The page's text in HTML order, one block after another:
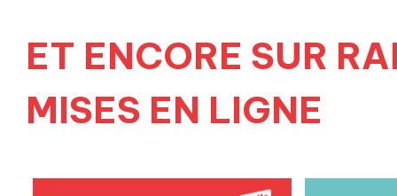
ET ENCORE SUR
MISES EN LIGNE